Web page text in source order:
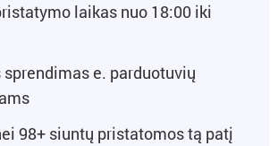
laikas nuo 18:00 iki
e. parduotuvių
98+ siuntų pristatomos tą patį